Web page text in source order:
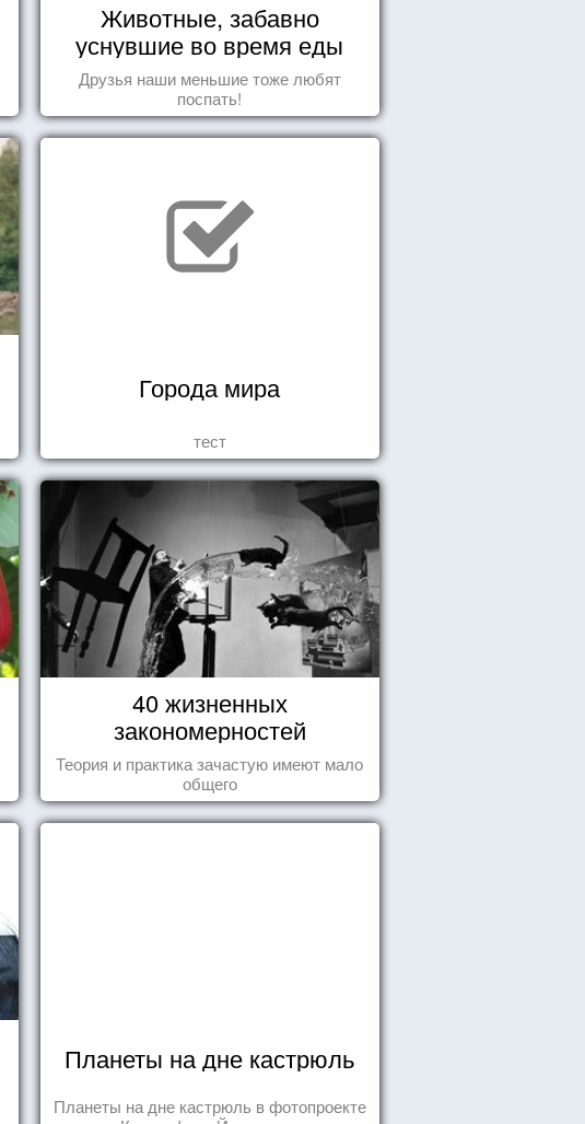
Животные, забавно
уснувшие во время еды
Друзья наши меньшие тоже любят
поспать!
Города мира
тест
40 жизненных
закономерностей
Теория и практика зачастую имеют мало
общего
Планеты на дне кастрюль
Планеты на дне кастрюль в фотопроекте